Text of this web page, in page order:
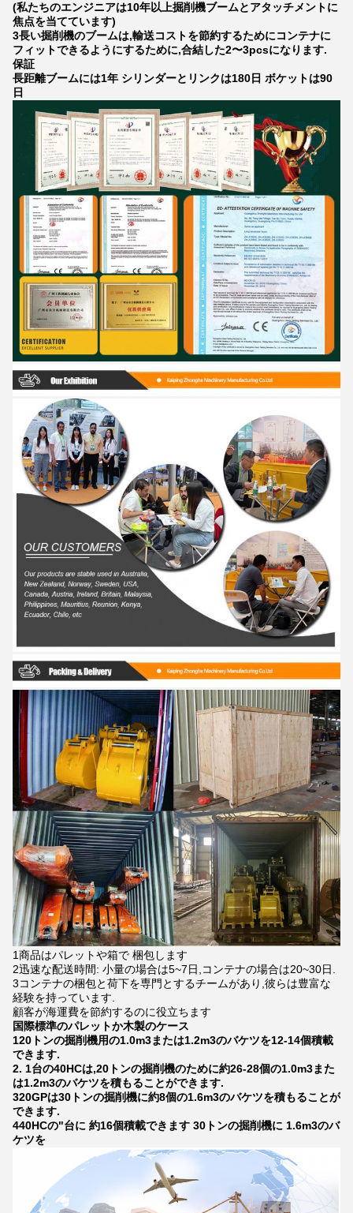
(私たちのエンジニアは10年以上掘削機ブームとアタッチメントに
焦点を当てています)
3長い掘削機のブームは,輸送コストを節約するためにコンテナに
フィットできるようにするために,合結した2〜3pcsになります.
保証
長距離ブームには1年 シリンダーとリンクは180日 ボケットは90
日
1商品はパレットや箱で 梱包します
2迅速な配送時間: 小量の場合は5~7日,コンテナの場合は20~30日.
3コンテナの梱包と荷下を専門とするチームがあり,彼らは豊富な
経験を持っています.
顧客が海運費を節約するのに役立ちます
国際標準のパレットか木製のケース
120トンの掘削機用の1.0m3または1.2m3のバケツを12-14個積載
できます.
2. 1台の40HCは,20トンの掘削機のために約26-28個の1.0m3また
は1.2m3のバケツを積もることができます.
320GPは30トンの掘削機に約8個の1.6m3のバケツを積もることが
できます.
440HCの"台に 約16個積載できます 30トンの掘削機に 1.6m3のバ
ケツを